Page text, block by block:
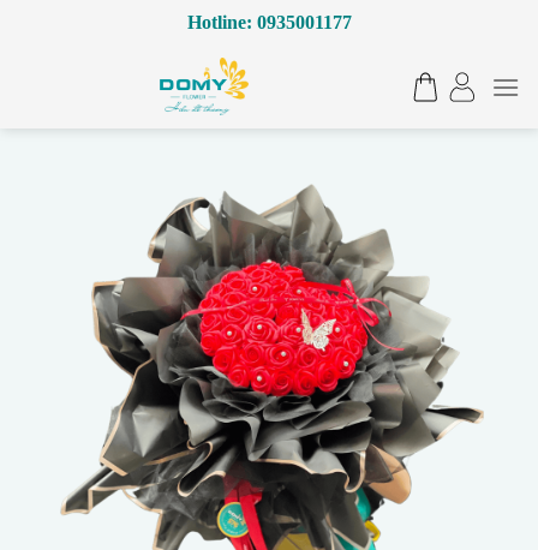
Hotline: 0935001177